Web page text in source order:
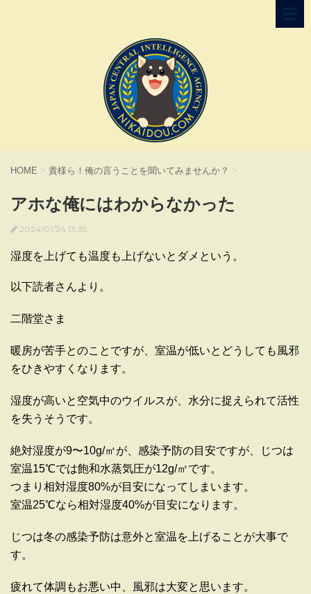
HOME > 貴様ら！俺の言うことを聞いてみませんか？ >
アホな俺にはわからなかった
2024/01/24 13:35
湿度を上げても温度も上げないとダメという。
以下読者さんより。
二階堂さま
暖房が苦手とのことですが、室温が低いとどうしても風邪
をひきやすくなります。
湿度が高いと空気中のウイルスが、水分に捉えられて活性
を失うそうです。
絶対湿度が9〜10g/㎥が、感染予防の目安ですが、じつは
室温15℃では飽和水蒸気圧が12g/㎥です。
つまり相対湿度80%が目安になってしまいます。
室温25℃なら相対湿度40%が目安になります。
じつは冬の感染予防は意外と室温を上げることが大事で
す。
疲れて体調もお悪い中、風邪は大変と思います。